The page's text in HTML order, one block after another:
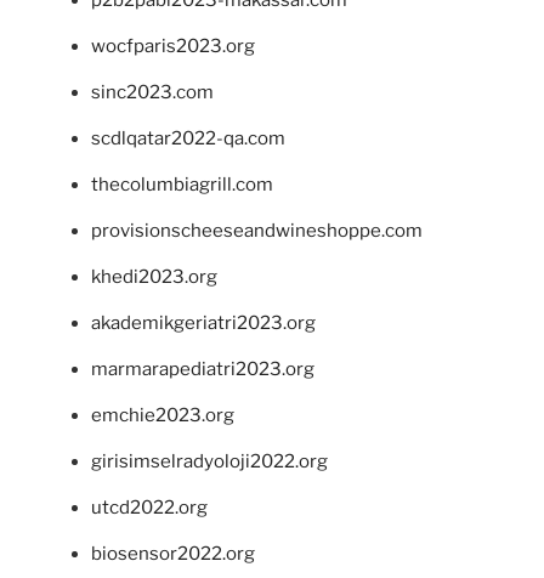
wocfparis2023.org
sinc2023.com
scdlqatar2022-qa.com
thecolumbiagrill.com
provisionscheeseandwineshoppe.com
khedi2023.org
akademikgeriatri2023.org
marmarapediatri2023.org
emchie2023.org
girisimselradyoloji2022.org
utcd2022.org
biosensor2022.org